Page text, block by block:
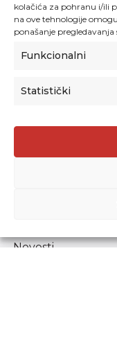
kolačića za pohranu i/ili
na ove tehnologije
ponašanje pregledavanja
Funkcionalni
Statistički
Agencija za odgoj i
Donje Svetice 38,
Prenošenje sadržaja
Novosti